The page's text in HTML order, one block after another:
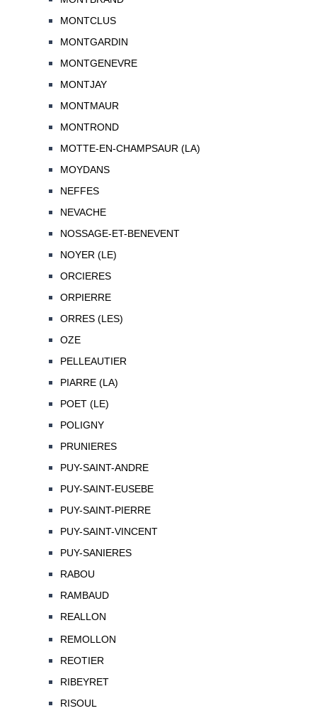
MONTCLUS
MONTGARDIN
MONTGENEVRE
MONTJAY
MONTMAUR
MONTROND
MOTTE-EN-CHAMPSAUR (LA)
MOYDANS
NEFFES
NEVACHE
NOSSAGE-ET-BENEVENT
NOYER (LE)
ORCIERES
ORPIERRE
ORRES (LES)
OZE
PELLEAUTIER
PIARRE (LA)
POET (LE)
POLIGNY
PRUNIERES
PUY-SAINT-ANDRE
PUY-SAINT-EUSEBE
PUY-SAINT-PIERRE
PUY-SAINT-VINCENT
PUY-SANIERES
RABOU
RAMBAUD
REALLON
REMOLLON
REOTIER
RIBEYRET
RISOUL